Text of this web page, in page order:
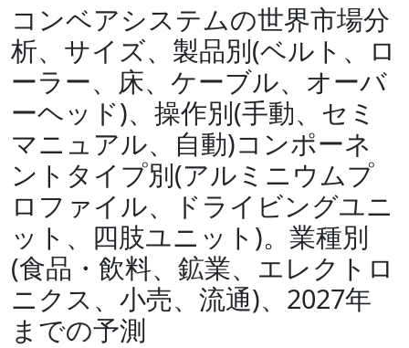
コンベアシステムの世界市場分
析、サイズ、製品別(ベルト、ロ
ーラー、床、ケーブル、オーバ
ーヘッド)、操作別(手動、セミ
マニュアル、自動)コンポーネ
ントタイプ別(アルミニウムプ
ロファイル、ドライビングユニ
ット、四肢ユニット)。業種別
(食品・飲料、鉱業、エレクトロ
ニクス、小売、流通)、2027年
までの予測